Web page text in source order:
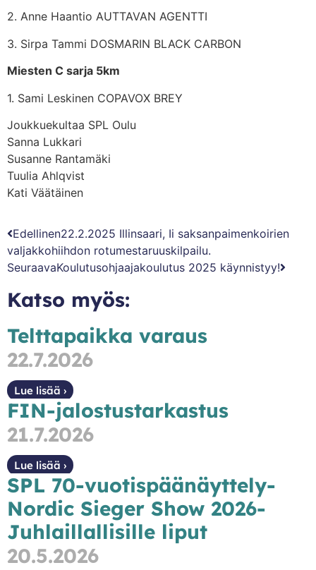
2. Anne Haantio AUTTAVAN AGENTTI
3. Sirpa Tammi DOSMARIN BLACK CARBON
Miesten C sarja 5km
1. Sami Leskinen COPAVOX BREY
Joukkuekultaa SPL Oulu
Sanna Lukkari
Susanne Rantamäki
Tuulia Ahlqvist
Kati Väätäinen
Edellinen22.2.2025 Illinsaari, Ii saksanpaimenkoirien
valjakkohiihdon rotumestaruuskilpailu.
SeuraavaKoulutusohjaajakoulutus 2025 käynnistyy!
Katso myös:
Telttapaikka varaus
22.7.2026
Lue lisää ›
FIN-jalostustarkastus
21.7.2026
Lue lisää ›
SPL 70-vuotispäänäyttely-
Nordic Sieger Show 2026-
Juhlaillallisille liput
20.5.2026